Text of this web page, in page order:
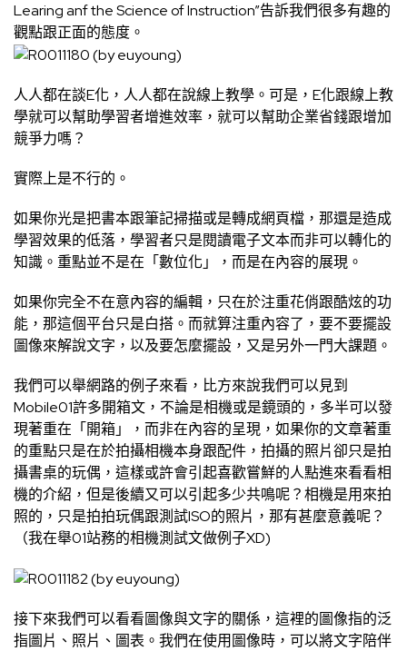
Learing anf the Science of Instruction”告訴我們很多有趣的
觀點跟正面的態度。
人人都在談E化，人人都在說線上教學。可是，E化跟線上教
學就可以幫助學習者增進效率，就可以幫助企業省錢跟增加
競爭力嗎？
實際上是不行的。
如果你光是把書本跟筆記掃描或是轉成網頁檔，那還是造成
學習效果的低落，學習者只是閱讀電子文本而非可以轉化的
知識。重點並不是在「數位化」，而是在內容的展現。
如果你完全不在意內容的編輯，只在於注重花俏跟酷炫的功
能，那這個平台只是白搭。而就算注重內容了，要不要擺設
圖像來解說文字，以及要怎麼擺設，又是另外一門大課題。
我們可以舉網路的例子來看，比方來說我們可以見到
Mobile01許多開箱文，不論是相機或是鏡頭的，多半可以發
現著重在「開箱」，而非在內容的呈現，如果你的文章著重
的重點只是在於拍攝相機本身跟配件，拍攝的照片卻只是拍
攝書桌的玩偶，這樣或許會引起喜歡嘗鮮的人點進來看看相
機的介紹，但是後續又可以引起多少共鳴呢？相機是用來拍
照的，只是拍拍玩偶跟測試ISO的照片，那有甚麼意義呢？
（我在舉01站務的相機測試文做例子XD)
接下來我們可以看看圖像與文字的關係，這裡的圖像指的泛
指圖片、照片、圖表。我們在使用圖像時，可以將文字陪伴